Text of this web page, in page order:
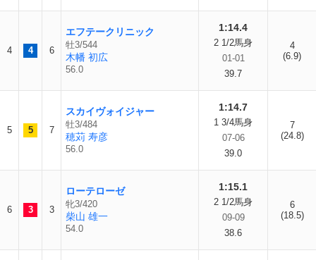
4 4 6
エフテークリニック
牡3/544
木幡 初広
56.0
1:14.4
2 1/2馬身
01-01
39.7
4
(6.9)
5 5 7
スカイヴォイジャー
牡3/484
穂苅 寿彦
56.0
1:14.7
1 3/4馬身
07-06
39.0
7
(24.8)
6 3 3
ローテローゼ
牝3/420
柴山 雄一
54.0
1:15.1
2 1/2馬身
09-09
38.6
6
(18.5)